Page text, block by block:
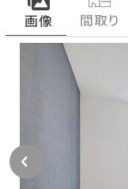
画像 間取り